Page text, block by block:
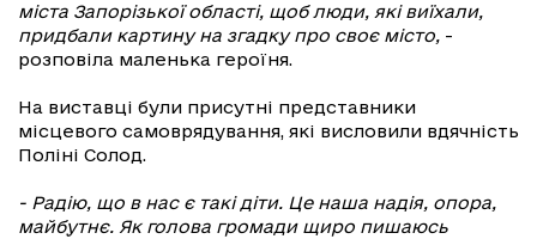
міста Запорізької області, щоб люди, які виїхали,
придбали картину на згадку про своє місто, -
розповіла маленька героїня.
На виставці були присутні представники
місцевого самоврядування, які висловили вдячність
Поліні Солод.
- Радію, що в нас є такі діти. Це наша надія, опора,
майбутнє. Як голова громади щиро пишаюсь